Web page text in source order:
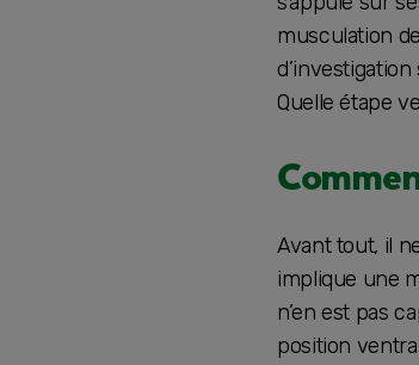
musculation
Quelle étape
Avant tout, il
implique une
n’en est pas
position